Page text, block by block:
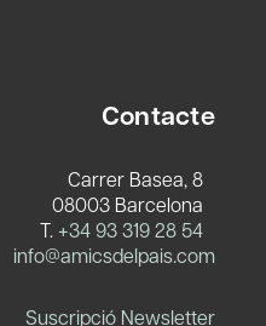
Contacte
Carrer Basea, 8
08003 Barcelona
T. +34 93 319 28 54
info@amicsdelpais.com
Suscripció Newsletter